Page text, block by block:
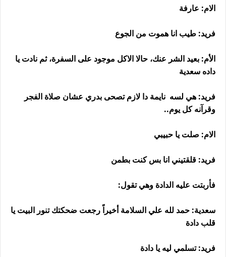
الام: عارفة
فريد: طيب انا هموت من الجوع
الأم: بعيد الشر عنك، حالا الاكل موجود على السفرة، ثم نادت يا
داده سعدية
فريد: هي لسه نايمة دا لازم تصحى بدري عشان صلاة الفجر
وقرآنه كل يوم..
الام: صلت يا حبيبي
فريد: قلقتيني انا بس كنت بطمن
فأربتت عليه الدادة وهي تقول:
سعدية: حمد لله علي السلامة أخيراً رجعت ضحكتك تنور البيت يا
قلب دادة
فريد: تسلمي ليه يا دادة